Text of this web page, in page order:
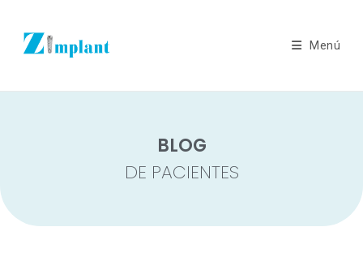
Menú
BLOG
DE PACIENTES